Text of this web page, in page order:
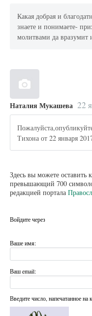
Какая добрая и
знаете и понимаете-
молитвами да вразумит
Наталия Мукашева 22
Тихона от 22 января
Здесь вы можете оставить
превышающий 700
редакцией портала
Войдите через
Ваше имя:
Ваш email:
Введите число, напечатанное на